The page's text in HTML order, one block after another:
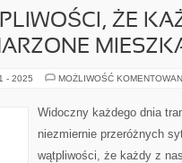
ŻE
- 2025 MOŻLIWOŚĆ
Widoczny każdego dnia
niezmiernie przeróżnych
wątpliwości, że każdy z